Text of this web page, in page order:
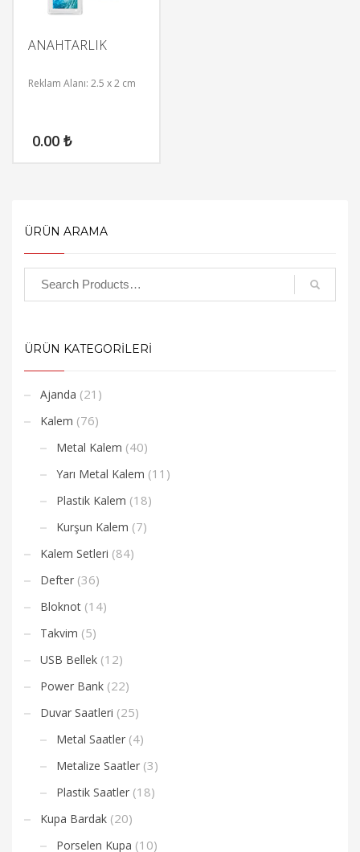
ANAHTARLIK
Reklam Alanı: 2.5 x 2 cm
0.00 ₺
ÜRÜN ARAMA
ÜRÜN KATEGORİLERİ
Ajanda (21)
Kalem (76)
Metal Kalem (40)
Yarı Metal Kalem (11)
Plastik Kalem (18)
Kurşun Kalem (7)
Kalem Setleri (84)
Defter (36)
Bloknot (14)
Takvim (5)
USB Bellek (12)
Power Bank (22)
Duvar Saatleri (25)
Metal Saatler (4)
Metalize Saatler (3)
Plastik Saatler (18)
Kupa Bardak (20)
Porselen Kupa (10)